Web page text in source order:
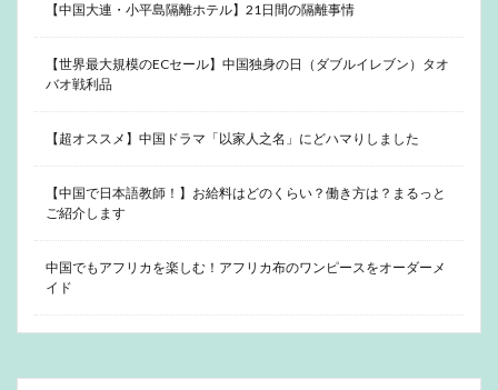
【中国大連・小平島隔離ホテル】21日間の隔離事情
【世界最大規模のECセール】中国独身の日（ダブルイレブン）タオ
バオ戦利品
【超オススメ】中国ドラマ「以家人之名」にどハマりしました
【中国で日本語教師！】お給料はどのくらい？働き方は？まるっと
ご紹介します
中国でもアフリカを楽しむ！アフリカ布のワンピースをオーダーメ
イド